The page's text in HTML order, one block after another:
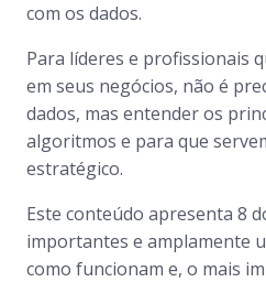
com os dados.
Para líderes e profissionais
em seus negócios, não é
dados, mas entender os
algoritmos e para que
estratégico.
Este conteúdo apresenta 8
importantes e amplamente
como funcionam e, o mais